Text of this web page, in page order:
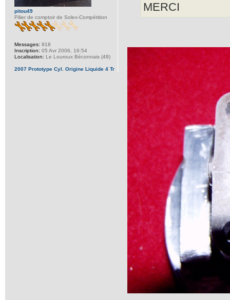
MERCI
pitou49
Pilier de comptoir de Solex-Compétition
Messages: 918
Inscription: 05 Avr 2006, 16:54
Localisation: Le Louroux Béconnais (49)
2007 Prototype Cyl. Origine Liquide 4 Tr